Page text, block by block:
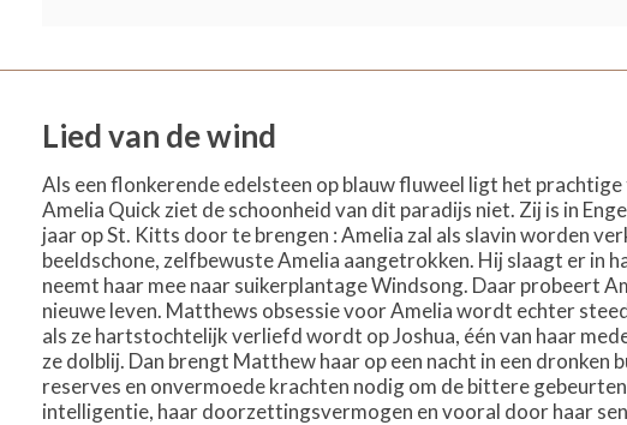
Lied van de wind
Als een flonkerende edelsteen op blauw fluweel ligt het
Amelia Quick ziet de schoonheid van dit paradijs niet. Zij is in
jaar op St. Kitts door te brengen : Amelia zal als slavin worden
beeldschone, zelfbewuste Amelia aangetrokken. Hij slaagt er in
neemt haar mee naar suikerplantage Windsong. Daar probeert
nieuwe leven. Matthews obsessie voor Amelia wordt echter
als ze hartstochtelijk verliefd wordt op Joshua, één van haar
ze dolblij. Dan brengt Matthew haar op een nacht in een
reserves en onvermoede krachten nodig om de bittere
intelligentie, haar doorzettingsvermogen en vooral door haar